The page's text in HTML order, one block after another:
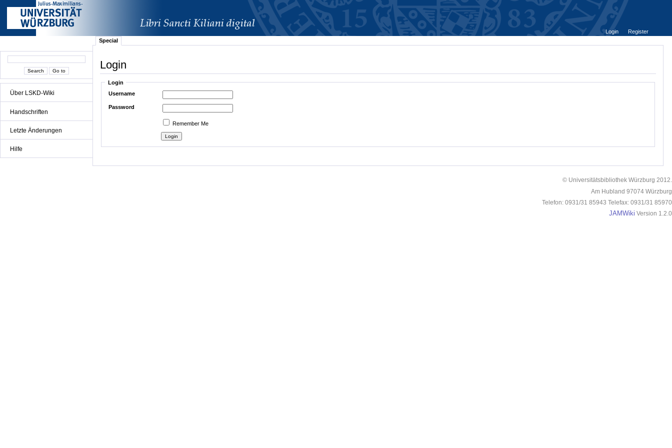
Über LSKD-Wiki
Handschriften
Letzte Änderungen
Hilfe
Login
Register
Special
Login
Login
Username
Password
Remember Me
© Universitätsbibliothek Würzburg 2012.
Am Hubland 97074 Würzburg
Telefon: 0931/31 85943 Telefax: 0931/31 85970
JAMWiki Version 1.2.0